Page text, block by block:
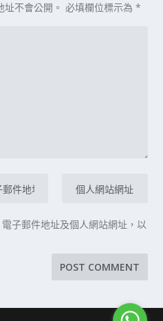
不會公開。 必填欄位標示為*
子郵件地址及個人網站網址，以